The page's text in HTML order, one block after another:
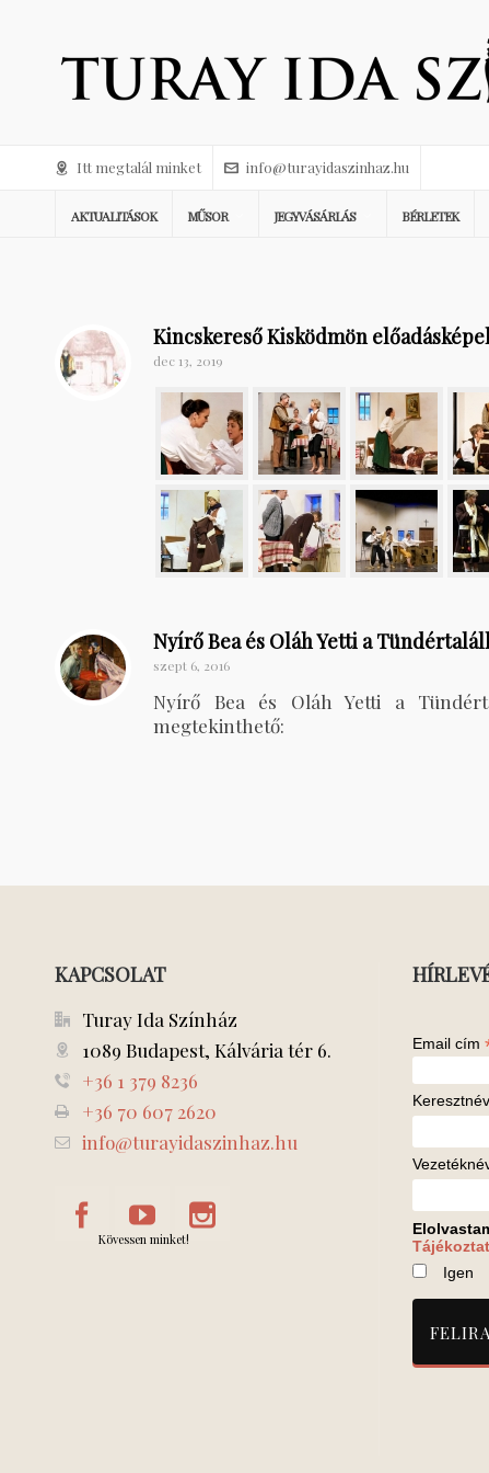
Itt megtalál minket info@turayidaszinhaz.hu
AKTUALITÁSOK MŰSOR JEGYVÁSÁRLÁS BÉRLETEK
Kincskereső Kisködmön
dec 13, 2019
Nyírő Bea és Oláh Yetti a
szept 6, 2016
Nyírő Bea és Oláh Yetti a
megtekinthető:
KAPCSOLAT
Turay Ida Színház
1089 Budapest, Kálvária tér 6.
+36 1 379 8236
+36 70 607 2620
info@turayidaszinhaz.hu
Kövessen minket!
Email cím
Keresztnév
Igen